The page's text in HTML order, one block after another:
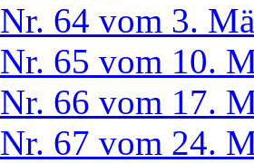
Nr. 64 vom 3.
Nr. 65 vom 10.
Nr. 66 vom 17.
Nr. 67 vom 24.